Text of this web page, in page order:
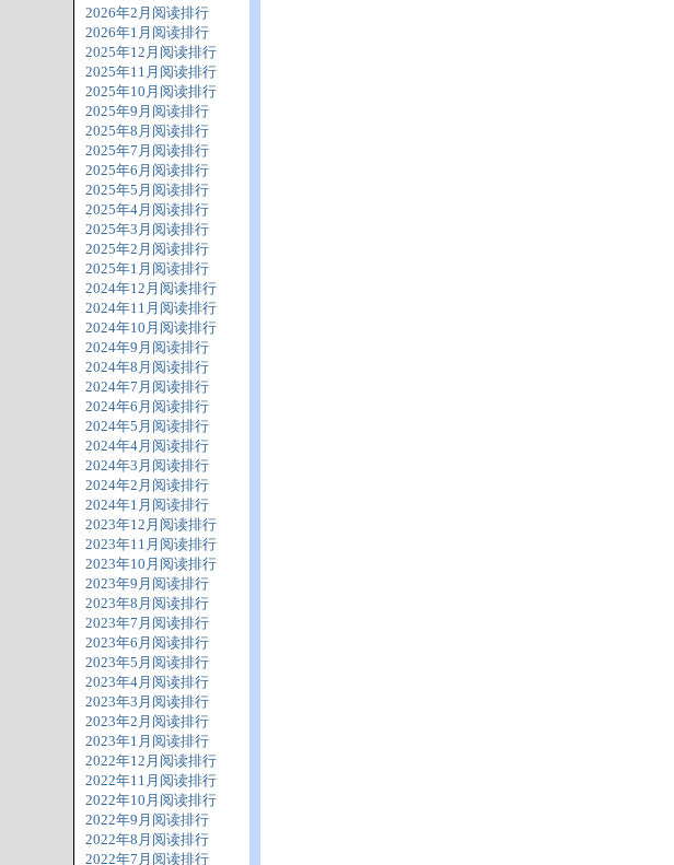
2026年2月阅读排行
2026年1月阅读排行
2025年12月阅读排行
2025年11月阅读排行
2025年10月阅读排行
2025年9月阅读排行
2025年8月阅读排行
2025年7月阅读排行
2025年6月阅读排行
2025年5月阅读排行
2025年4月阅读排行
2025年3月阅读排行
2025年2月阅读排行
2025年1月阅读排行
2024年12月阅读排行
2024年11月阅读排行
2024年10月阅读排行
2024年9月阅读排行
2024年8月阅读排行
2024年7月阅读排行
2024年6月阅读排行
2024年5月阅读排行
2024年4月阅读排行
2024年3月阅读排行
2024年2月阅读排行
2024年1月阅读排行
2023年12月阅读排行
2023年11月阅读排行
2023年10月阅读排行
2023年9月阅读排行
2023年8月阅读排行
2023年7月阅读排行
2023年6月阅读排行
2023年5月阅读排行
2023年4月阅读排行
2023年3月阅读排行
2023年2月阅读排行
2023年1月阅读排行
2022年12月阅读排行
2022年11月阅读排行
2022年10月阅读排行
2022年9月阅读排行
2022年8月阅读排行
2022年7月阅读排行